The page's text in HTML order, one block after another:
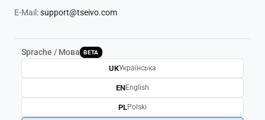
E-Mail:support@tseivo.com
Sprache / Мова BETA
UKУкраїнська
ENEnglish
PLPolski